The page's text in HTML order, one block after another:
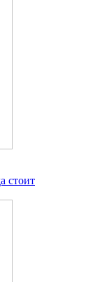
стоит